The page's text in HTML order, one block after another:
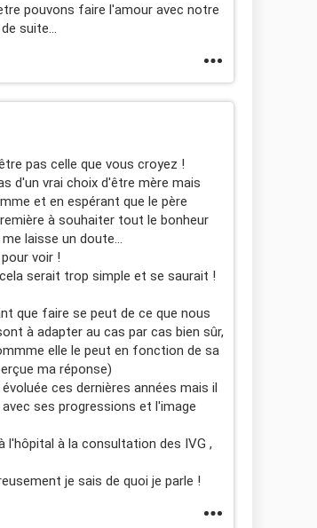
pouvons faire l'amour avec notre
suite...
pas celle que vous croyez !
d'un vrai choix d'être mère mais
et en espérant que le père
à souhaiter tout le bonheur
laisse un doute...
voir !
serait trop simple et se saurait !
que faire se peut de ce que nous
à adapter au cas par cas bien sûr,
elle le peut en fonction de sa
ma réponse)
ces dernières années mais il
ses progressions et l'image
l'hôpital à la consultation des IVG ,
je sais de quoi je parle !